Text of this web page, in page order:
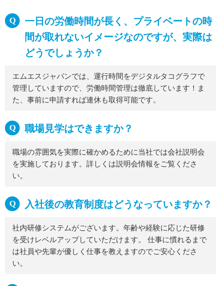
一日の労働時間が長く、プライベートの時
間が取れないイメージなのですが、実際は
どうでしょうか？
エムエスジャパンでは、運行時間をデジタルタコグラフで
管理していますので、労働時間管理は徹底しています！ま
た、事前に申請すれば連休も取得可能です。
職場見学はできますか？
職場の雰囲気を実際に確かめるために当社では会社説明会
を実施しております。詳しくは説明会情報をご覧くださ
い。
入社後の教育制度はどうなっていますか？
社内研修システムがございます。年齢や経験に応じた研修
を受けレベルアップしていただけます。 仕事に慣れるまで
は社員や先輩が優しく仕事を教えますのでご安心くださ
い。